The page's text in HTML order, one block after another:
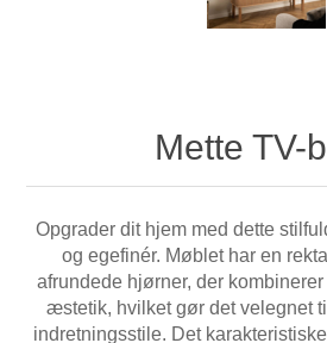
Mette TV-
Opgrader dit hjem med dette
og egefinér. Møblet har en
afrundede hjørner, der
æstetik, hvilket gør det velegnet
indretningsstile. Det